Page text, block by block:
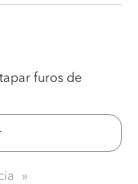
furos de